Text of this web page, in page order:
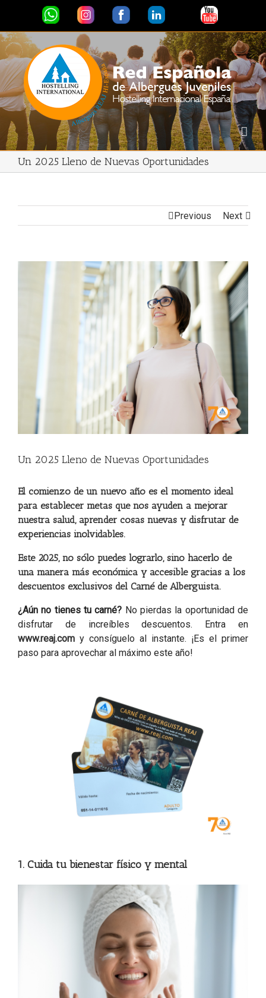
Un 2025 Lleno de Nuevas Oportunidades
Previous Next
Un 2025 Lleno de Nuevas Oportunidades
El comienzo de un nuevo año es el momento ideal
para establecer metas que nos ayuden a mejorar
nuestra salud, aprender cosas nuevas y disfrutar de
experiencias inolvidables.
Este 2025, no sólo puedes lograrlo, sino hacerlo de
una manera más económica y accesible gracias a los
descuentos exclusivos del Carné de Alberguista.
¿Aún no tienes tu carné? No pierdas la oportunidad de
disfrutar de increíbles descuentos. Entra en
www.reaj.com y consíguelo al instante. ¡Es el primer
paso para aprovechar al máximo este año!
1. Cuida tu bienestar físico y mental